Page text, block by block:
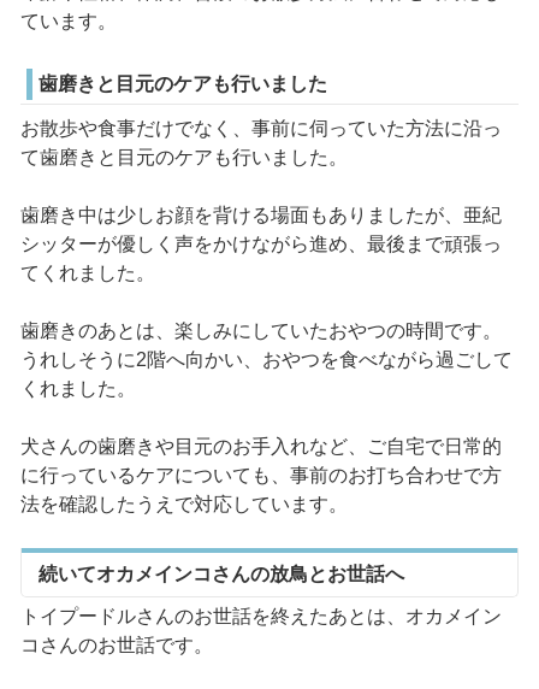
ています。
歯磨きと目元のケアも行いました
お散歩や食事だけでなく、事前に伺っていた方法に沿っ
て歯磨きと目元のケアも行いました。
歯磨き中は少しお顔を背ける場面もありましたが、亜紀
シッターが優しく声をかけながら進め、最後まで頑張っ
てくれました。
歯磨きのあとは、楽しみにしていたおやつの時間です。
うれしそうに2階へ向かい、おやつを食べながら過ごして
くれました。
犬さんの歯磨きや目元のお手入れなど、ご自宅で日常的
に行っているケアについても、事前のお打ち合わせで方
法を確認したうえで対応しています。
続いてオカメインコさんの放鳥とお世話へ
トイプードルさんのお世話を終えたあとは、オカメイン
コさんのお世話です。